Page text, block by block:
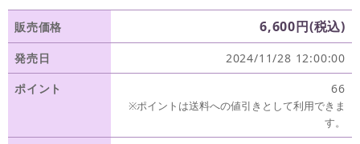
販売価格 6,600円(税込)
発売日
2024/11/28 12:00:00
ポイント
66
※ポイントは送料への値引きとして利用できま
す。